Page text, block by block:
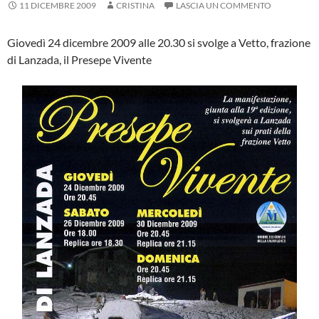
11 DICEMBRE 2009 CRISTINA LASCIA UN COMMENTO
Giovedì 24 dicembre 2009 alle 20.30 si svolge a Vetto, frazione
di Lanzada, il Presepe Vivente